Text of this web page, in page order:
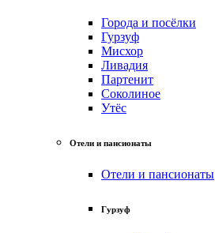
Города и посёлки
Гурзуф
Мисхор
Ливадия
Партенит
Соколиное
Утёс
Отели и пансионаты
Отели и пансионаты
Гурзуф